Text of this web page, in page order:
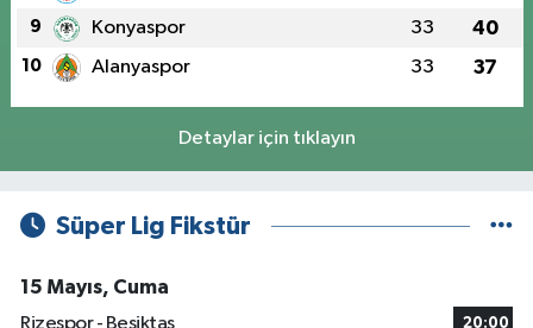
9 Konyaspor 33 40
10 Alanyaspor 33 37
Detaylar için tıklayın
Süper Lig Fikstür
15 Mayıs, Cuma
Rizespor - Beşiktaş
20:00